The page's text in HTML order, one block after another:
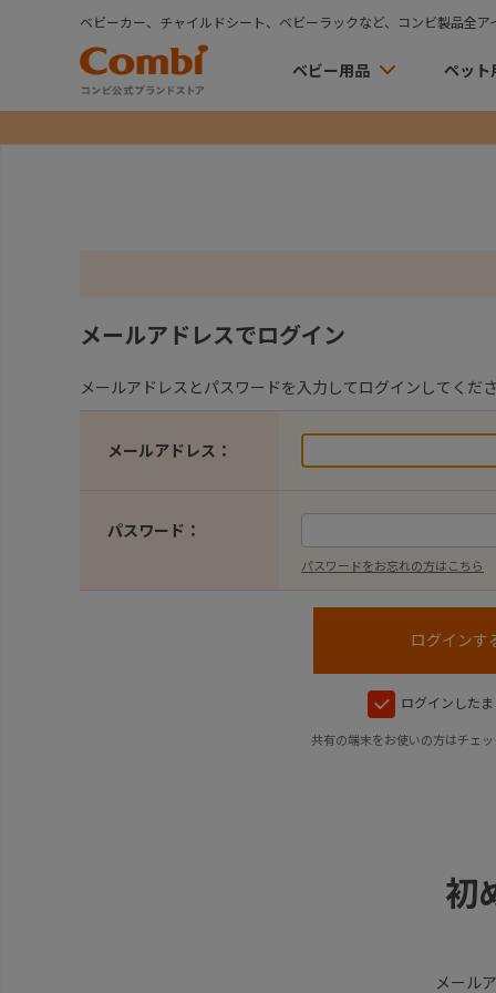
ベビーカー、チャイルドシート、ベビーラックなど、コンビ製品全ア
ベビー用品 ペット
メールアドレスでログイン
メールアドレスとパスワードを入力してログインしてくださ
メールアドレス：
パスワード：
パスワードをお忘れの方はこちら
ログインした
共有の端末をお使いの方はチェ
初
メール